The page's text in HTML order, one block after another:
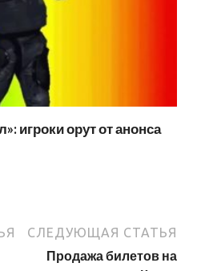
игроки орут от анонса
СЛЕДУЮЩАЯ СТАТЬЯ
Продажа билетов на